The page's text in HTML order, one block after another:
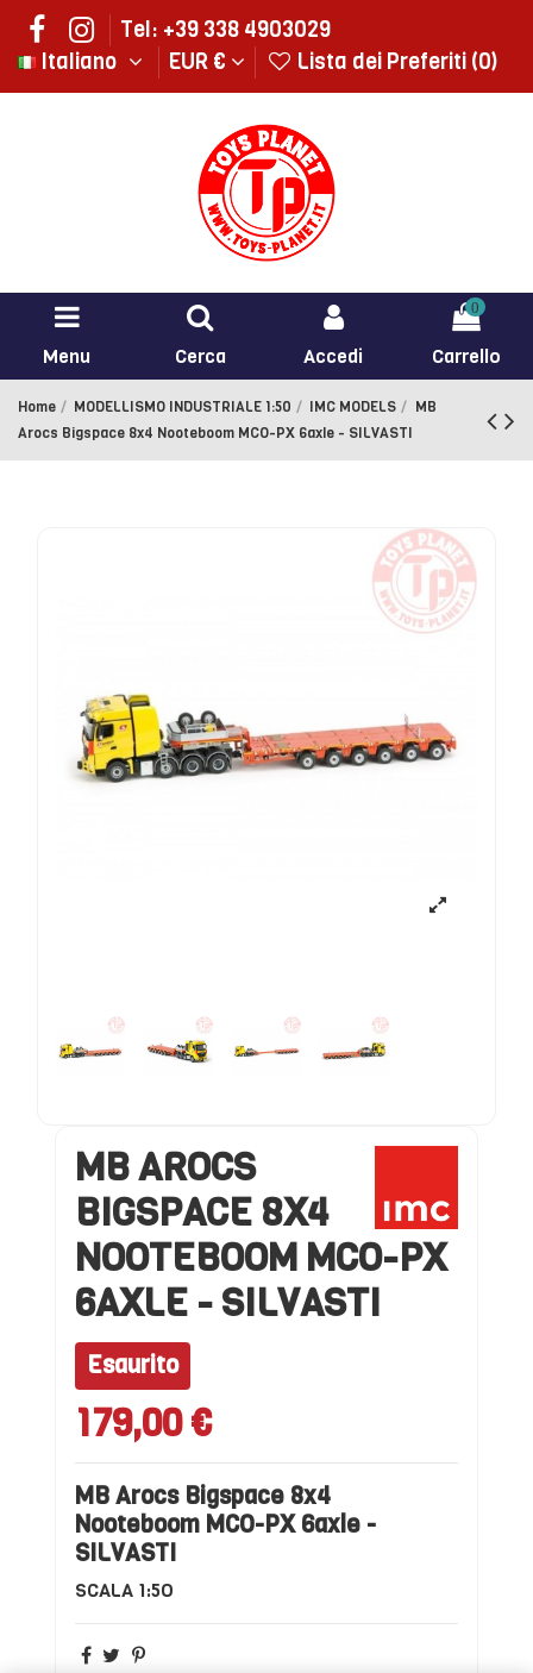
Tel: +39 338 4903029
Italiano
EUR € Lista dei Preferiti (0)
Menu Cerca Accedi
0
Carrello
Home MODELLISMO INDUSTRIALE 1:50 IMC MODELS
MB
Arocs Bigspace 8x4 Nooteboom MCO-PX 6axle - SILVASTI
MB AROCS
BIGSPACE 8X4
NOOTEBOOM MCO-PX
6AXLE - SILVASTI
Esaurito
179,00 €
MB Arocs Bigspace 8x4
Nooteboom MCO-PX 6axle -
SILVASTI
SCALA 1:5O